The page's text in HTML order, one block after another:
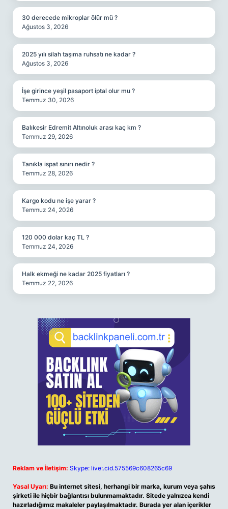
30 derecede mikroplar ölür mü ?
Ağustos 3, 2026
2025 yılı silah taşıma ruhsatı ne kadar ?
Ağustos 3, 2026
İşe girince yeşil pasaport iptal olur mu ?
Temmuz 30, 2026
Balıkesir Edremit Altınoluk arası kaç km ?
Temmuz 29, 2026
Tanıkla ispat sınırı nedir ?
Temmuz 28, 2026
Kargo kodu ne işe yarar ?
Temmuz 24, 2026
120 000 dolar kaç TL ?
Temmuz 24, 2026
Halk ekmeği ne kadar 2025 fiyatları ?
Temmuz 22, 2026
Reklam ve İletişim: Skype: live:.cid.575569c608265c69
Yasal Uyarı: Bu internet sitesi, herhangi bir marka, kurum veya şahıs
şirketi ile hiçbir bağlantısı bulunmamaktadır. Sitede yalnızca kendi
hazırladığımız makaleler paylaşılmaktadır. Burada yer alan içerikler